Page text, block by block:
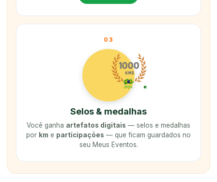
03
Selos & medalhas
Você ganha artefatos digitais — selos e medalhas
por km e participações — que ficam guardados no
seu Meus Eventos.